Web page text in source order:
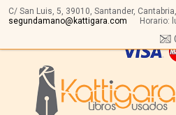
C/ San Luis, 5, 39010, Santander,
segundamano@kattigara.com
Horario: